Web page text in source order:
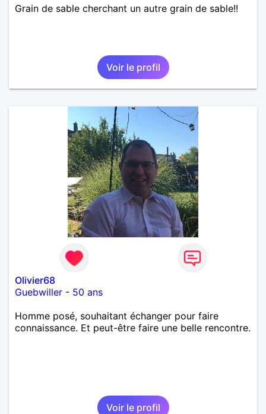
Grain de sable cherchant un autre grain de sable!!
Voir le profil
Olivier68
Guebwiller - 50 ans
Homme posé, souhaitant échanger pour faire
connaissance. Et peut-être faire une belle rencontre.
Voir le profil